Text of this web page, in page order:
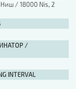
Ниш / 18000 Nis, 2
/
INTERVAL